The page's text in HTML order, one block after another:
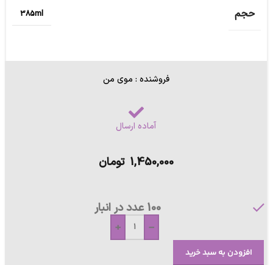
حجم 385ml
فروشنده : موی من
آماده ارسال
1,450,000 تومان
100 عدد در انبار
-
+
افزودن به سبد خرید